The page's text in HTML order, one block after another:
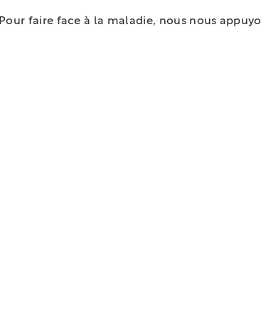
Pour faire face à la maladie, nous nous